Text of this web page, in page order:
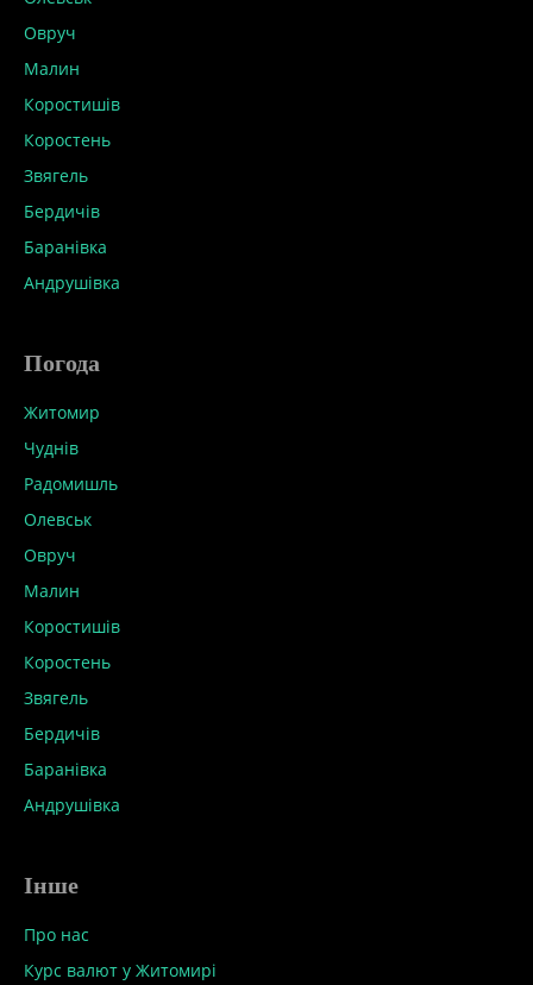
Овруч
Малин
Коростишів
Коростень
Звягель
Бердичів
Баранівка
Андрушівка
Погода
Житомир
Чуднів
Радомишль
Олевськ
Овруч
Малин
Коростишів
Коростень
Звягель
Бердичів
Баранівка
Андрушівка
Інше
Про нас
Курс валют у Житомирі